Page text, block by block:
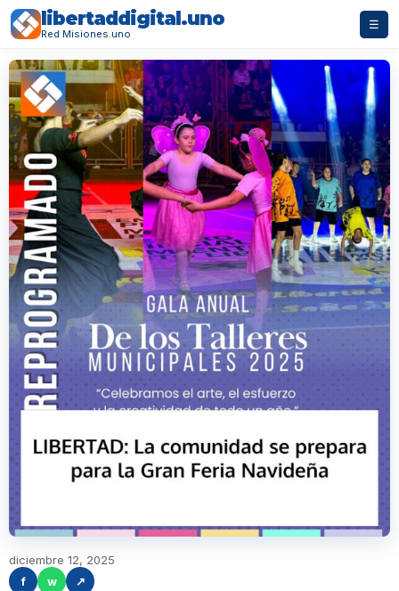
libertaddigital.uno
Red Misiones.uno
☰
diciembre 12, 2025
f
w ↗